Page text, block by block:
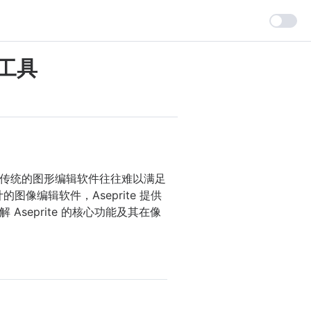
具
统的图形编辑软件往往难以满足
图像编辑软件，Aseprite 提供
Aseprite 的核心功能及其在像